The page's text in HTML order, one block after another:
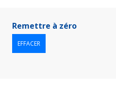
Remettre à zéro
EFFACER